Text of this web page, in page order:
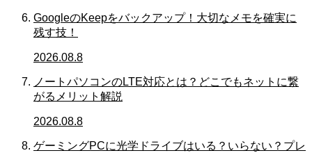
GoogleのKeepをバックアップ！大切なメモを確実に
残す技！
2026.08.8
ノートパソコンのLTE対応とは？どこでもネットに繋
がるメリット解説
2026.08.8
ゲーミングPCに光学ドライブはいる？いらない？プレ